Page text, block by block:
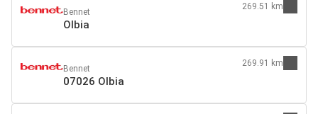
Bennet
Olbia
269.51 km
Bennet
07026 Olbia
269.91 km